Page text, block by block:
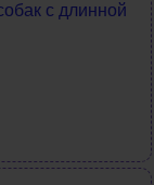
с длинной